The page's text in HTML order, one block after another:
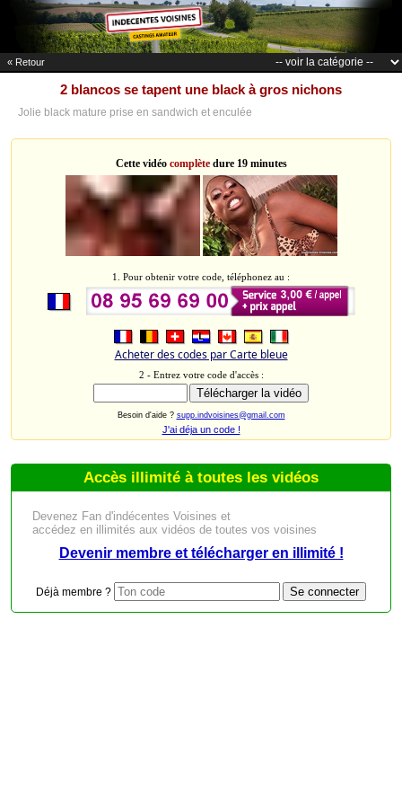
« Retour
2 blancos se tapent une black à gros nichons
Jolie black mature prise en sandwich et enculée
Cette vidéo complètedure 19 minutes
1. Pour obtenir votre code, téléphonez au :
Acheter des codes par Carte bleue
2 - Entrez votre code d'accès :
Besoin d'aide ? supp.indvoisines@gmail.com
J'ai déja un code !
Accès illimité à toutes les vidéos
Devenez Fan d'indécentes Voisines et
accédez en illimités aux vidéos de toutes vos voisines
Devenir membre et télécharger en illimité !
Déjà membre ?